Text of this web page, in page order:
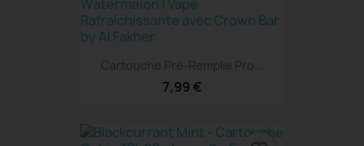
Cartouche Pré-Remplie Pro...
7,99 €